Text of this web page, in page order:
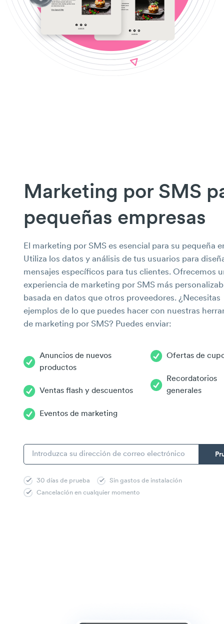
Marketing por SMS
pequeñas empresas
El marketing por SMS es esencial para su pequeña
Utiliza los datos y análisis de tus usuarios para
mensajes específicos para tus clientes. Ofrecemos
experiencia de marketing por SMS más
basada en datos que otros proveedores. ¿Necesitas
ejemplos de lo que puedes hacer con nuestras
de marketing por SMS? Puedes enviar:
Anuncios de nuevos
productos
Ventas flash y descuentos
Eventos de marketing
Ofertas de
Recordatorios
generales
30 días de prueba
Sin gastos de instalación
Cancelación en cualquier momento